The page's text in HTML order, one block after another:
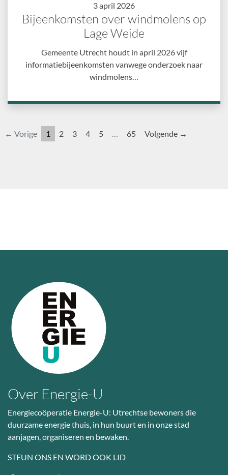
3 april 2026
Bijeenkomsten over windmolens op
Lage Weide
Gemeente Utrecht houdt in april 2026 vijf
informatiebijeenkomsten vanwege onderzoek naar
windmolens…
← Vorige 1 2 3 4 5 … 65 Volgende →
Over Energie-U
Energiecoöperatie Energie-U: Utrechtse bewoners die
duurzame energie thuis, in hun buurt en in onze stad
aanjagen, organiseren en bewaken.
STEUN ONS EN WORD OOK LID